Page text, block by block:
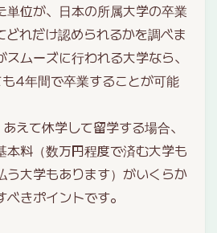
単位が、日本の所属大学の卒業
どれだけ認められるかを調べま
スムーズに行われる大学なら、
4年間で卒業することが可能
えて休学して留学する場合、
本料（数万円程度で済む大学も
う大学もあります）がいくらか
きポイントです。